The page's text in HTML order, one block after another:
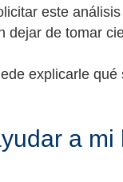
este
dejar de tomar
explicarle
a